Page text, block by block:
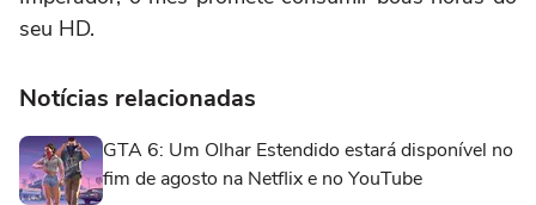
seu HD.
Notícias relacionadas
GTA 6: Um Olhar Estendido estará disponível no
fim de agosto na Netflix e no YouTube